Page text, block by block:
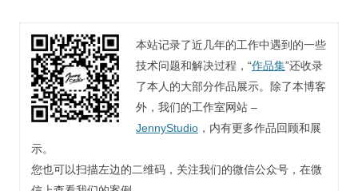
本站记录了近几年的工作中遇到的一些
技术问题和解决过程，“作品集”还收录
了本人的大部分作品展示。除了本博客
外，我们的工作室网站 –
JennyStudio ，内有更多作品回顾和展
示。
您也可以扫描左边的二维码，关注我们的微信公众号，在微